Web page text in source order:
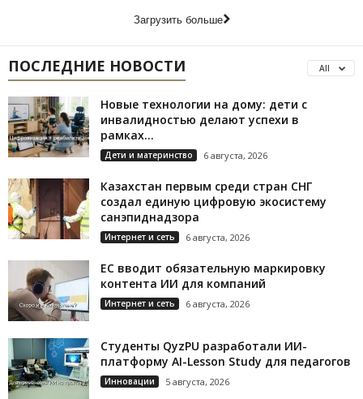
Загрузить больше
ПОСЛЕДНИЕ НОВОСТИ All
Новые технологии на дому: дети с
инвалидностью делают успехи в
рамках...
Дети и материнство 6 августа, 2026
Казахстан первым среди стран СНГ
создал единую цифровую экосистему
санэпиднадзора
Интернет и сеть 6 августа, 2026
ЕС вводит обязательную маркировку
контента ИИ для компаний
Интернет и сеть 6 августа, 2026
Студенты QyzPU разработали ИИ-
платформу AI-Lesson Study для педагогов
Инновации 5 августа, 2026